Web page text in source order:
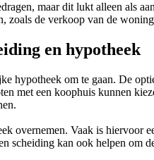
maar dit lukt alleen als
zoals de verkoop van de
en hypotheek
hypotheek om te gaan. De
met een koophuis kunnen
overnemen. Vaak is
scheiding kan ook helpen om